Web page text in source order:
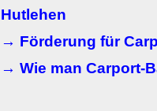
Hutlehen
→ Förderung für
→ Wie man Carport-